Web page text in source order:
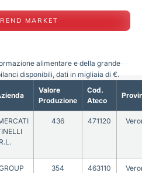
MARKET
Valore
Produzione
Cod.
Ateco
436 471120
354 463110
alimentare e della grande
disponibili, dati in migliaia di €.